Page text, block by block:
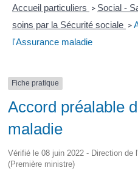
Accueil particuliers > Social -
soins par la Sécurité sociale >
l'Assurance maladie
Fiche pratique
Accord préalable
maladie
Vérifié le 08 juin 2022 - Direction de
(Première ministre)